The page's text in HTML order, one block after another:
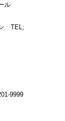
ル
ン TEL;
9999